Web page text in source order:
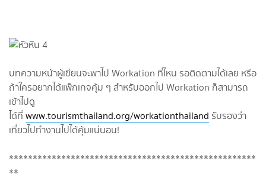
บทความหน้าผู้เขียนจะพาไป Workation ที่ไหน รอติดตามได้เลย หรือ
ถ้าใครอยากได้แพ็กเกจคุ้ม ๆ สำหรับออกไป Workation ก็สามารถ
เข้าไปดู
ได้ที่ www.tourismthailand.org/workationthailand รับรองว่า
เที่ยวไปทำงานไปได้คุ้มแน่นอน!
****************************************************
**